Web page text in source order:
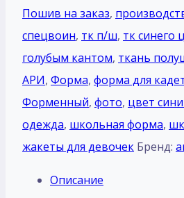
Пошив на заказ,
спецвоин, тк п/ш, тк синего
голубым кантом, ткань
АРИ, Форма, форма для
Форменный, фото, цвет
одежда, школьная форма,
жакеты для девочек Бренд:
Описание